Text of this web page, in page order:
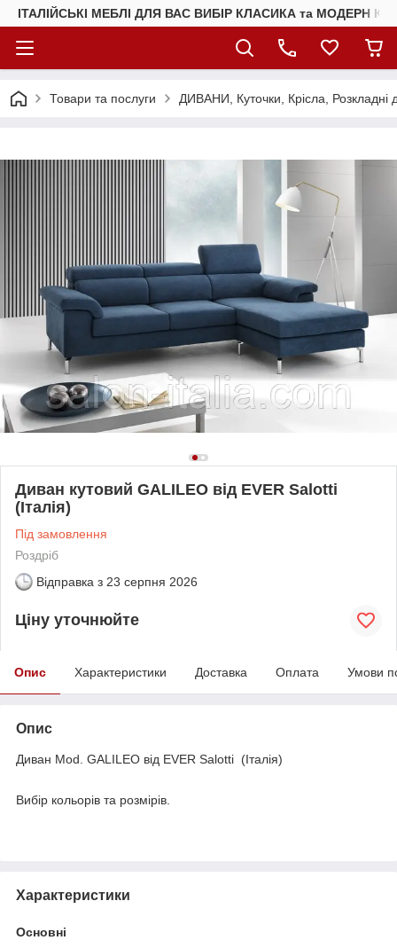
ІТАЛІЙСЬКІ МЕБЛІ ДЛЯ ВАС ВИБІР КЛАСИКА та МОДЕРН
Товари та послуги ДИВАНИ, Куточки, Крісла, Розкладні
Диван кутовий GALILEO від EVER Salotti
(Італія)
Під замовлення
Роздріб
Відправка з 23 серпня 2026
Ціну уточнюйте
Опис Характеристики Доставка Оплата Умови
Опис
Диван Mod. GALILEO від EVER Salotti (Італія)
Вибір кольорів та розмірів.
Характеристики
Основні